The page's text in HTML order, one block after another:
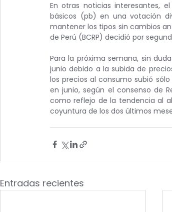
En otras noticias interesantes,
básicos (pb) en una votación
mantener los tipos sin cambios
de Perú (BCRP) decidió por
Para la próxima semana, sin
junio debido a la subida de
los precios al consumo subió
en junio, según el consenso de
como reflejo de la tendencia al
coyuntura de los dos últimos
Entradas recientes